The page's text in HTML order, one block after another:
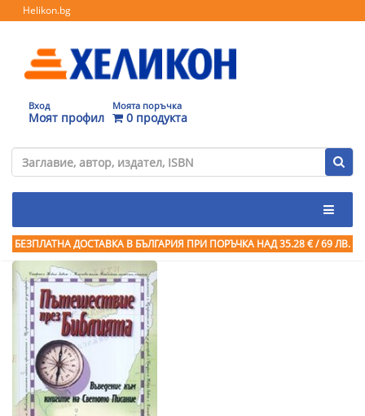
Helikon.bg
Вход
Моят профил
Моята поръчка
0 продукта
БЕЗПЛАТНА ДОСТАВКА В БЪЛГАРИЯ ПРИ ПОРЪЧКА НАД 35.28 € / 69 ЛВ.